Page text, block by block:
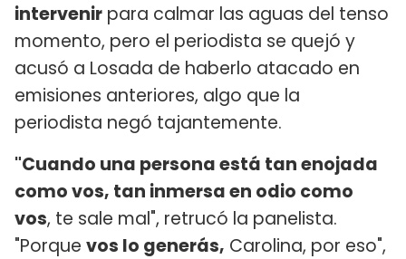
intervenir para calmar las aguas del tenso
momento, pero el periodista se quejó y
acusó a Losada de haberlo atacado en
emisiones anteriores, algo que la
periodista negó tajantemente.
"Cuando una persona está tan enojada
como vos, tan inmersa en odio como
vos, te sale mal", retrucó la panelista.
"Porque vos lo generás, Carolina, por eso",